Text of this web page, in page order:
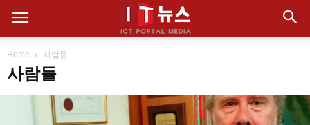
Home 사람들
사람들